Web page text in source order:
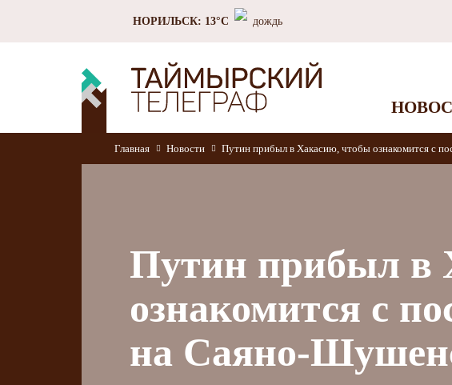
НОРИЛЬСК: 13°C дождь
Главная Новости Путин прибыл в Хакасию, чтобы ознакомится с
Путин прибыл в
ознакомится с
на Саяно-